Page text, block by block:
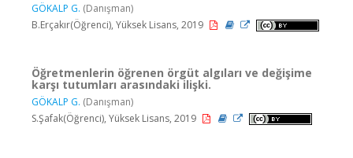
GÖKALP G. (Danışman)
B.Erçakır(Öğrenci), Yüksek Lisans, 2019
Öğretmenlerin öğrenen örgüt algıları ve değişime
karşı tutumları arasındaki ilişki.
GÖKALP G. (Danışman)
S.Şafak(Öğrenci), Yüksek Lisans, 2019